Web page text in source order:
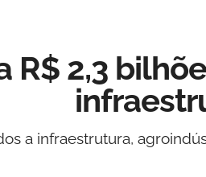
R$ 2,3
a infraestrutura,